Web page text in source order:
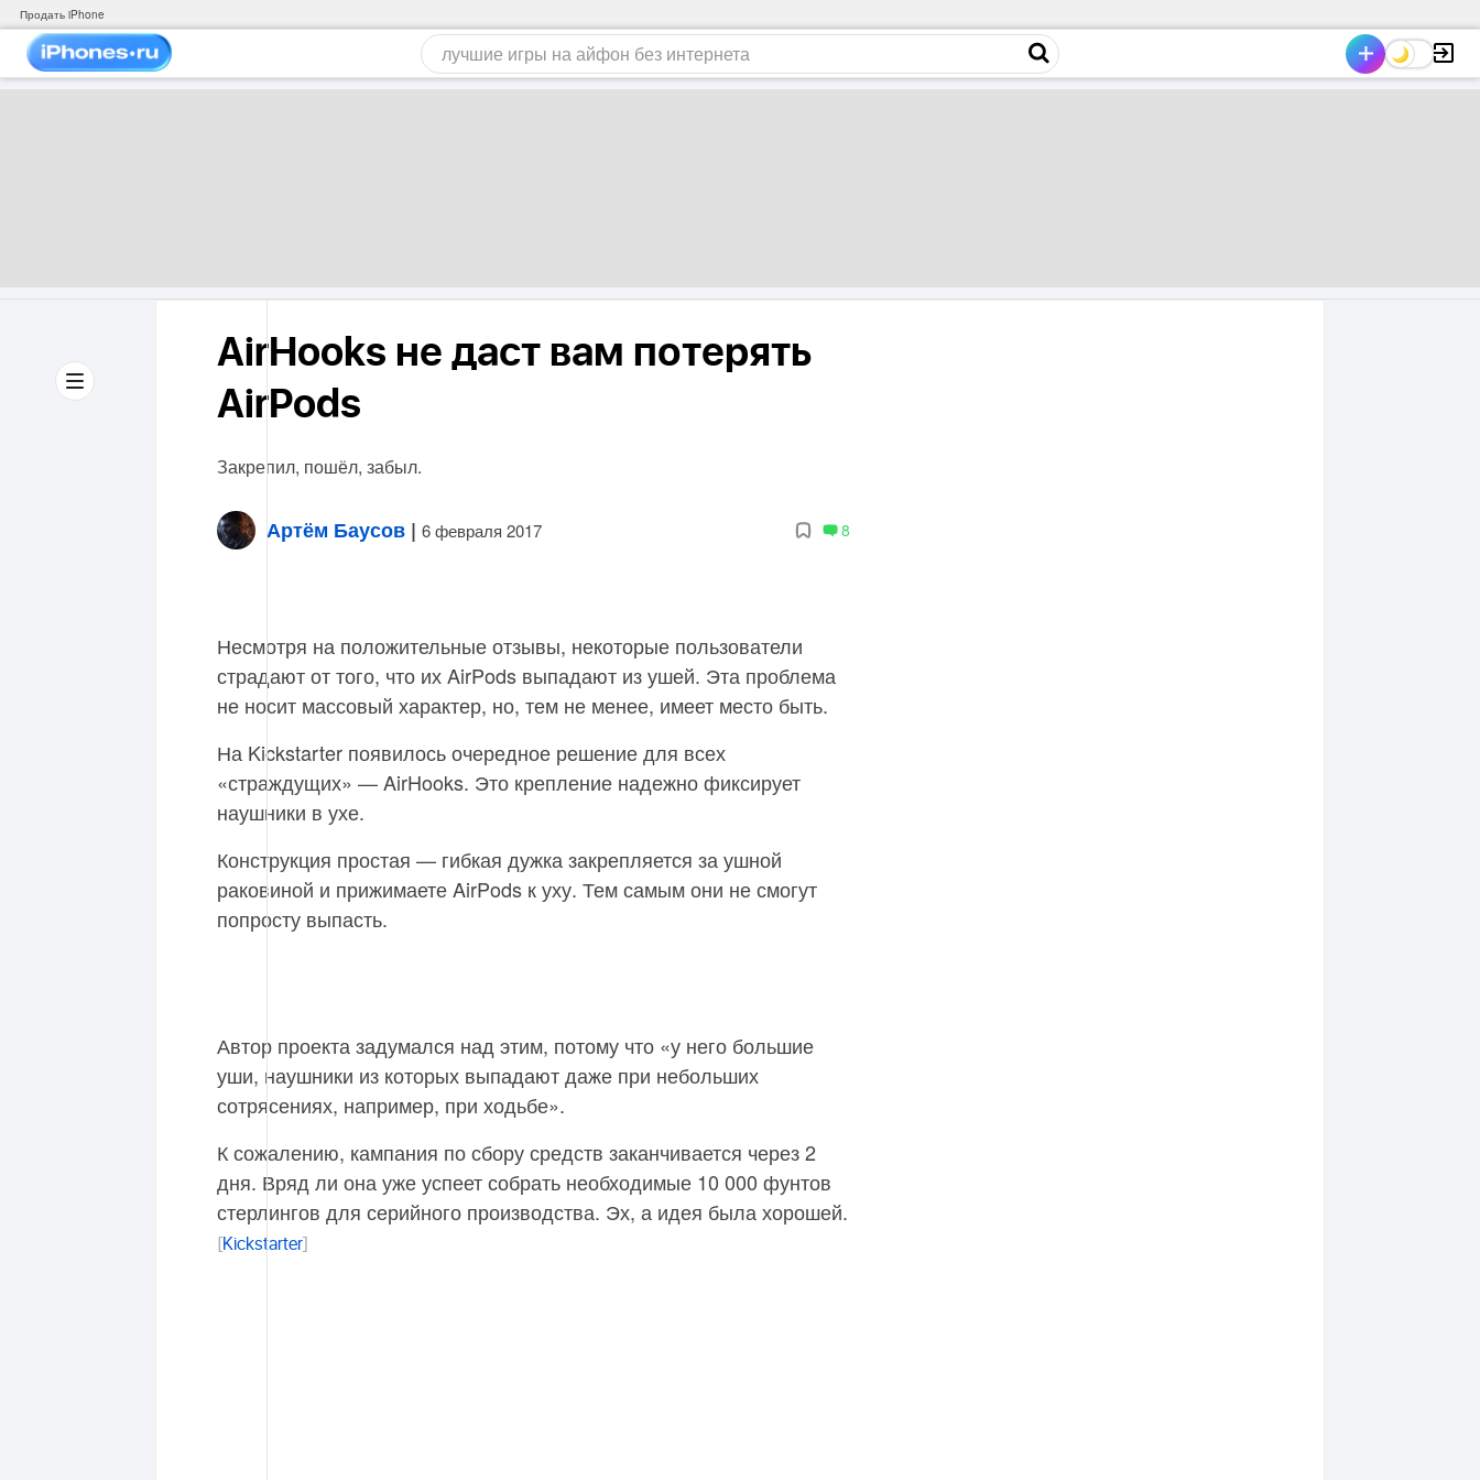
Продать iPhone
AirHooks не даст вам потерять
AirPods
Закрепил, пошёл, забыл.
Артём Баусов | 6 февраля 2017 8
Несмотря на положительные отзывы, некоторые пользователи
страдают от того, что их AirPods выпадают из ушей. Эта проблема
не носит массовый характер, но, тем не менее, имеет место быть.
На Kickstarter появилось очередное решение для всех
«страждущих» — AirHooks. Это крепление надежно фиксирует
наушники в ухе.
Конструкция простая — гибкая дужка закрепляется за ушной
раковиной и прижимаете AirPods к уху. Тем самым они не смогут
попросту выпасть.
Автор проекта задумался над этим, потому что «у него большие
уши, наушники из которых выпадают даже при небольших
сотрясениях, например, при ходьбе».
К сожалению, кампания по сбору средств заканчивается через 2
дня. Вряд ли она уже успеет собрать необходимые 10 000 фунтов
стерлингов для серийного производства. Эх, а идея была хорошей.
Kickstarter